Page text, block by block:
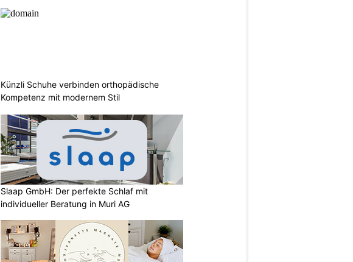
Künzli Schuhe verbinden orthopädische
Kompetenz mit modernem Stil
Slaap GmbH: Der perfekte Schlaf mit
individueller Beratung in Muri AG